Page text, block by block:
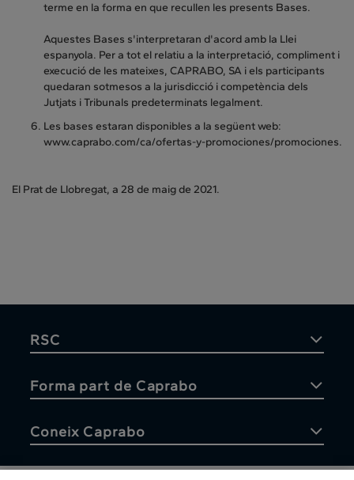
terme en la forma en que recullen les presents Bases.
Aquestes Bases s'interpretaran d'acord amb la Llei
espanyola. Per a tot el relatiu a la interpretació, compliment i
execució de les mateixes, CAPRABO, SA i els participants
quedaran sotmesos a la jurisdicció i competència dels
Jutjats i Tribunals predeterminats legalment.
Les bases estaran disponibles a la següent web:
www.caprabo.com/ca/ofertas-y-promociones/promociones.
El Prat de Llobregat, a 28 de maig de 2021.
RSC
Forma part de Caprabo
Coneix Caprabo